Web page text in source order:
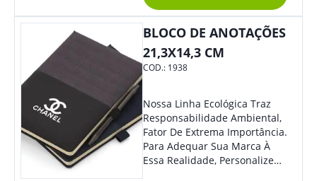
BLOCO DE ANOTAÇÕES
21,3X14,3 CM
COD.: 1938
Nossa Linha Ecológica Traz
Responsabilidade Ambiental,
Fator De Extrema Importância.
Para Adequar Sua Marca À
Essa Realidade, Personalize